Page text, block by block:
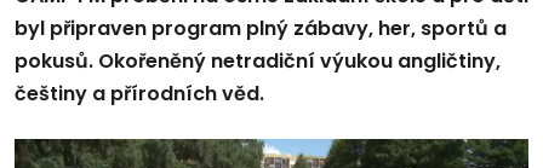
byl připraven program plný zábavy, her, sportů a
pokusů. Okořeněný netradiční výukou angličtiny,
češtiny a přírodních věd.